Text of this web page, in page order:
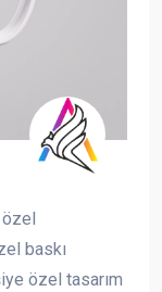
baskı
özel tasarım